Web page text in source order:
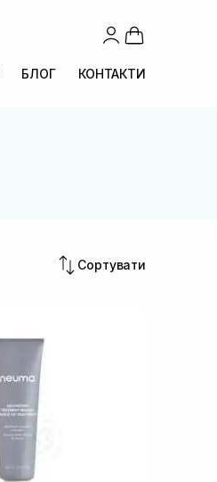
БЛОГ КОНТАКТИ
Сортувати